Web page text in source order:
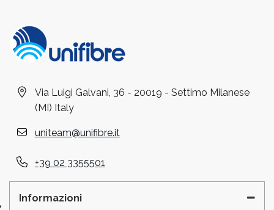
Via Luigi Galvani, 36 - 20019 - Settimo Milanese
(MI) Italy
uniteam@unifibre.it
+39 02 3355501
Informazioni